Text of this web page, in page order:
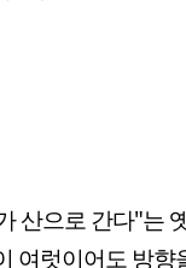
산으로 간다"는
여럿이어도 방향